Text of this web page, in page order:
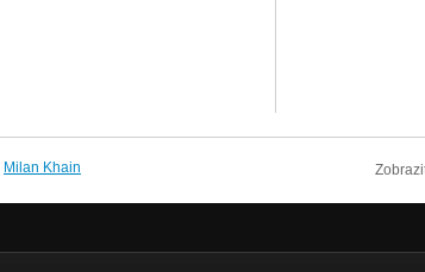
Milan Khain